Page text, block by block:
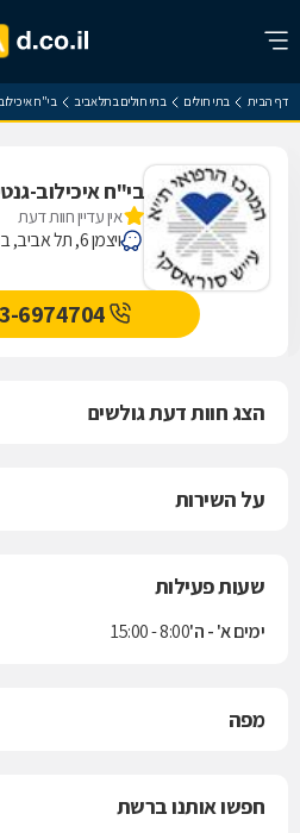
דף הבית בתי חולים בתי חולים בתל אביב בי"ח
בי"ח איכילוב-
אין עדיין חוות דעת
ויצמן 6, תל אביב, בניין סוראסקי, קומה 1, אגף ו'
6974704
הצג חוות דעת גולשים
על השירות
שעות פעילות
ימים א' - ה'8:00 - 15:00
מפה
חפשו אותנו ברשת